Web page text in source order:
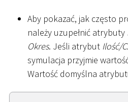
Aby pokazać, jak często
należy uzupełnić atrybuty
Okres. Jeśli atrybut Ilość/
symulacja przyjmie
Wartość domyślna